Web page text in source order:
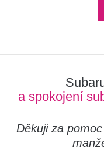
a spokojení
Děkuji za